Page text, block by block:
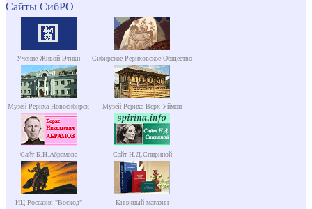
Сайты СибРО
Учение Живой Этики Сибирское Рериховское Общество
Музей Рериха Новосибирск Музей Рериха Верх-Уймон
Сайт Б.Н.Абрамова Сайт Н.Д.Спириной
ИЦ Россазия "Восход" Книжный магазин